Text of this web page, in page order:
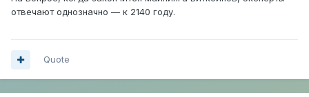
отвечают однозначно — к 2140 году.
Quote